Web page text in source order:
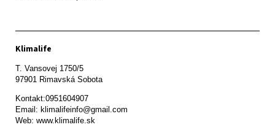
Klimalife
T. Vansovej 1750/5
97901 Rimavská Sobota
Kontakt:0951604907
Email: klimalifeinfo@gmail.com
Web: www.klimalife.sk